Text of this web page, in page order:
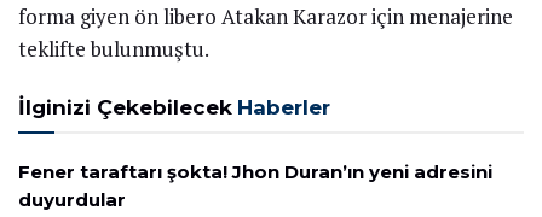
forma giyen ön libero Atakan Karazor için menajerine
teklifte bulunmuştu.
İlginizi Çekebilecek Haberler
Fener taraftarı şokta! Jhon Duran’ın yeni adresini
duyurdular